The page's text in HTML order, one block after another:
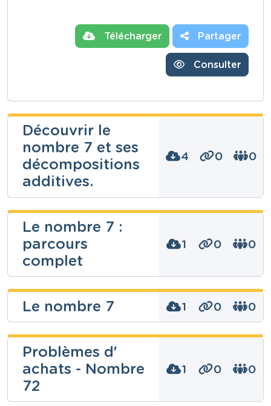
Télécharger Partager
Consulter
Découvrir le
nombre 7 et ses
décompositions
additives.
4 0 0
Enseignons.be
ASBL
Niveau
Fondamental
Mathématiques
Année
2 années
7, Dossier, nombre
Le nombre 7 :
parcours
complet
1 0 0
Enseignons.be
ASBL
Niveau
Fondamental
Mathématiques
Année
2 années
Le nombre 7 1 0 0
Warègne
Marie
Niveau
Fondamental
Problèmes d'
achats - Nombre
72
1 0 0